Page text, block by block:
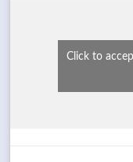
Click to